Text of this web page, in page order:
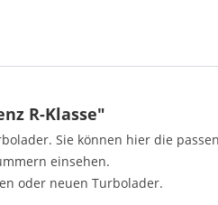
R-Klasse"
Sie können hier die
einsehen.
oder neuen Turbolader.